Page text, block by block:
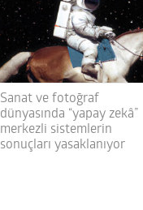
Sanat ve fotoğraf
dünyasında “yapay zekâ”
merkezli sistemlerin
sonuçları yasaklanıyor